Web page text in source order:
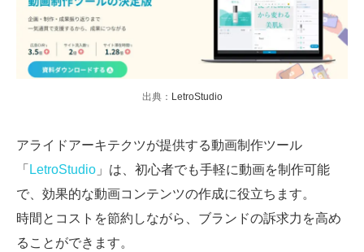
出典： LetroStudio
アライドアーキテクツが提供する動画制作ツール
「 LetroStudio 」は、初心者でも手軽に動画を制作可能
で、効果的な動画コンテンツの作成に役立ちます。
時間とコストを節約しながら、ブランドの訴求力を高め
ることができます。